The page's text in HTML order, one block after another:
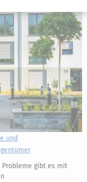
und
gibt es mit